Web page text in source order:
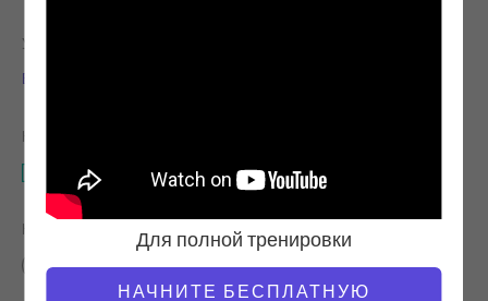
Для полной тренировки
НАЧНИТЕ БЕСПЛАТНУЮ
УЧИТЕЛЬ
Брук Сайлер
НЕОБХОДИМОЕ ОБОРУДОВАНИЕ
Коврик с волшебным кругом
НАЙТИ ПОХОЖИЕ КЛАССЫ ДЛЯ
40 - 50 мин
Коврик с волшебным кругом